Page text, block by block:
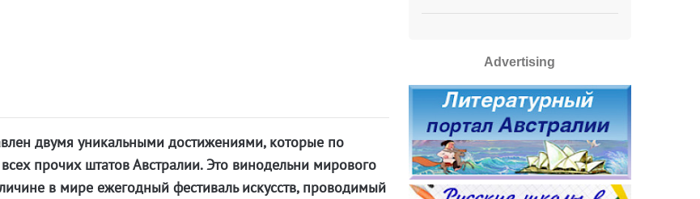
двумя уникальными достижениями, которые по
прочих штатов Австралии. Это винодельни мирового
в мире ежегодный фестиваль искусств, проводимый
Advertising